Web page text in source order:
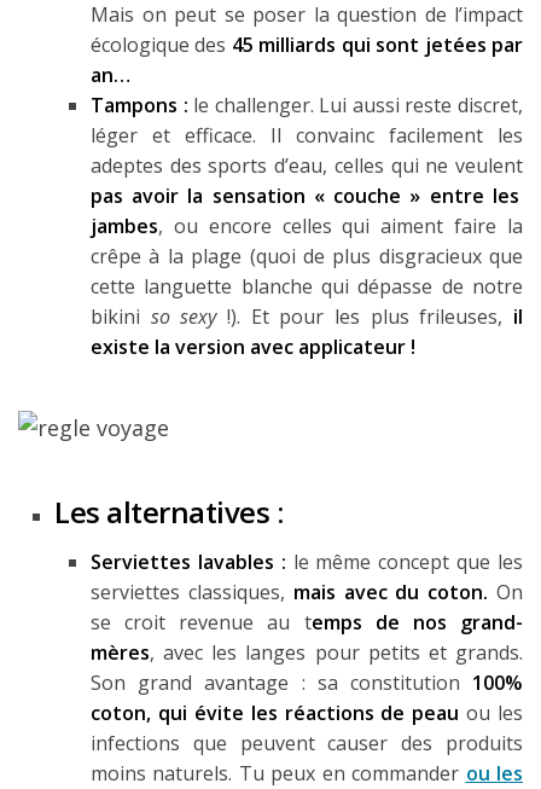
Mais on peut se poser la question de l’impact
écologique des 45 milliards qui sont jetées par
an…
Tampons : le challenger. Lui aussi reste discret,
léger et efficace. Il convainc facilement les
adeptes des sports d’eau, celles qui ne veulent
pas avoir la sensation « couche » entre les
jambes, ou encore celles qui aiment faire la
crêpe à la plage (quoi de plus disgracieux que
cette languette blanche qui dépasse de notre
bikini so sexy!). Et pour les plus frileuses, il
existe la version avec applicateur !
Les alternatives :
Serviettes lavables : le même concept que les
serviettes classiques, mais avec du coton. On
se croit revenue au temps de nos grand-
mères, avec les langes pour petits et grands.
Son grand avantage : sa constitution 100%
coton, qui évite les réactions de peau ou les
infections que peuvent causer des produits
moins naturels. Tu peux en commander ou les